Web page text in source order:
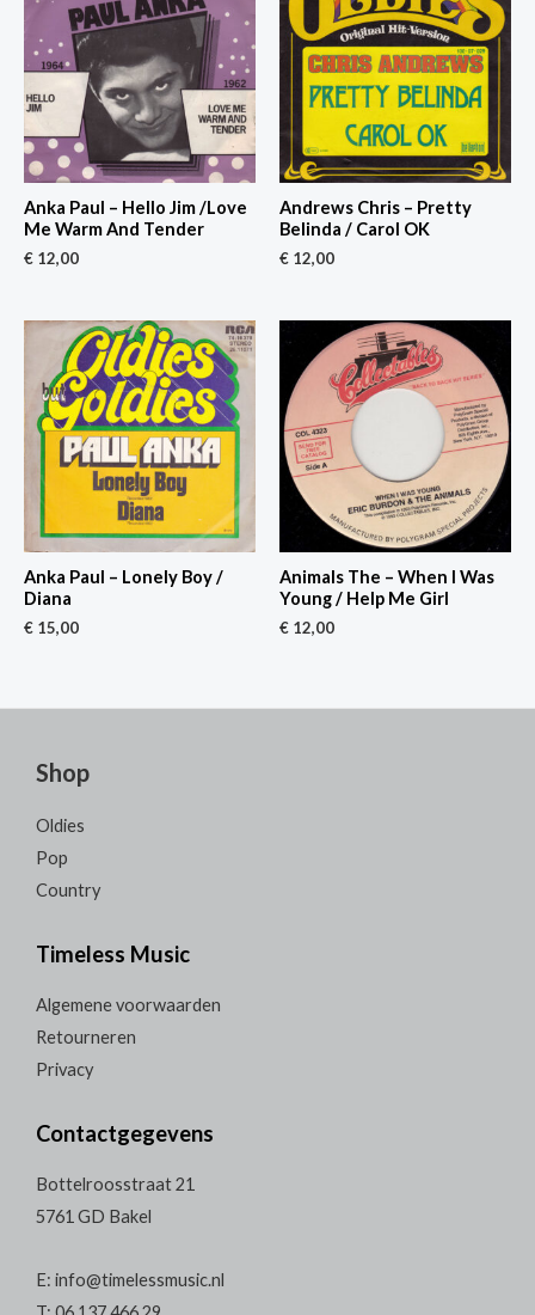
Anka Paul – Hello Jim /Love
Me Warm And Tender
€ 12,00
Andrews Chris – Pretty
Belinda / Carol OK
€ 12,00
Anka Paul – Lonely Boy /
Diana
€ 15,00
Animals The – When I Was
Young / Help Me Girl
€ 12,00
Shop
Oldies
Pop
Country
Timeless Music
Algemene voorwaarden
Retourneren
Privacy
Contactgegevens
Bottelroosstraat 21
5761 GD Bakel
E: info@timelessmusic.nl